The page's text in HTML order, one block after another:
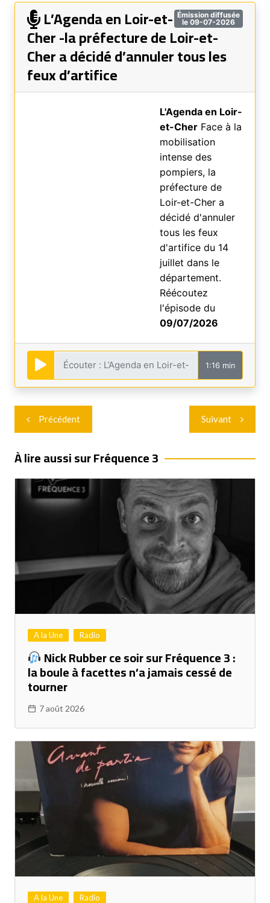
Émission diffusée
le 09-07-2026
L’Agenda en Loir-et-
Cher -la préfecture de Loir-et-
Cher a décidé d’annuler tous les
feux d’artifice
L'Agenda en Loir-
et-CherFace à la
mobilisation
intense des
pompiers, la
préfecture de
Loir-et-Cher a
décidé d'annuler
tous les feux
d'artifice du 14
juillet dans le
département.
Réécoutez
l'épisode du
09/07/2026
1:16 min
Navigation
de
l’article
Précédent Suivant
À lire aussi sur Fréquence 3
A la Une Radio
Nick Rubber ce soir sur Fréquence 3 :
la boule à facettes n’a jamais cessé de
tourner
7 août 2026
A la Une Radio